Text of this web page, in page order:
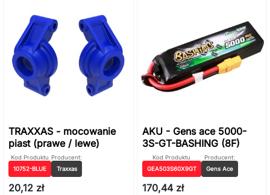
TRAXXAS - mocowanie
piast (prawe / lewe)
Kod Produktu
10752-BLUE
Producent:
Traxxas
20,12 zł
AKU - Gens ace 5000-
3S-GT-BASHING (8F)
Kod Produktu
GEA503S60X9GT
Producent:
Gens Ace
170,44 zł